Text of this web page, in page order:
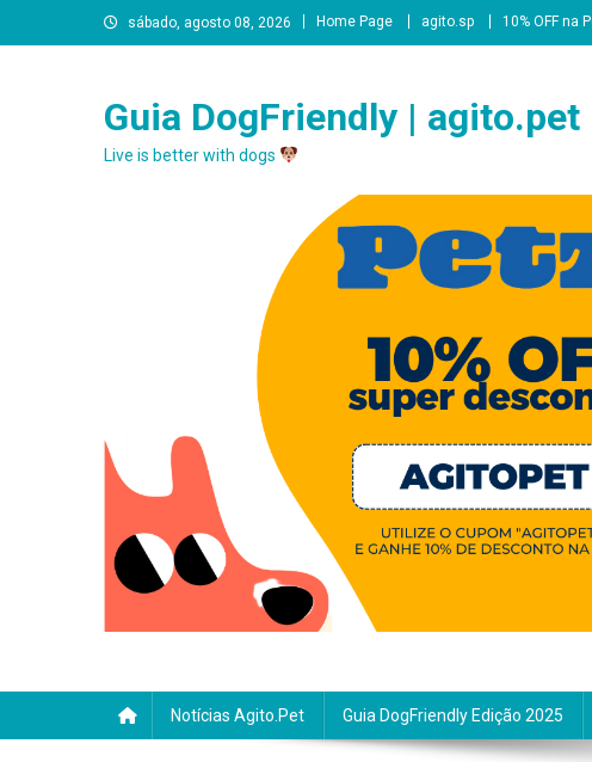
to
sábado, agosto 08, 2026 Home Page agito.sp 10% OFF na
Guia DogFriendly | agito.pet
Live is better with dogs
Notícias Agito.pet Guia DogFriendly Edição 2025